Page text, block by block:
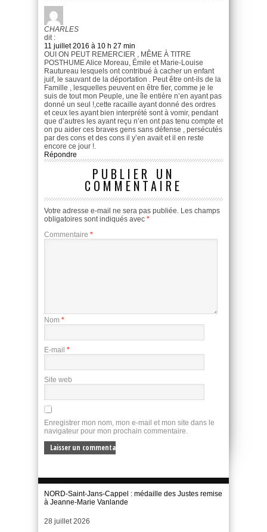
CHARLES
dit :
11 juillet 2016 à 10 h 27 min
OUI ON PEUT REMERCIER , MÊME À TITRE
POSTHUME Alice Moreau, Émile et Marie-Louise
Rautureau lesquels ont contribué à cacher un enfant
juif, le sauvant de la déportation . Peut être ont-ils de la
Famille , lesquelles peuvent en être fier, comme je le
suis de tout mon Peuple, une île entière n’en ayant pas
donné un seul !,cette racaille ayant donné des ordres
et ceux les ayant bien interprété sont à vomir, pendant
que d’autres les ayant reçu n’en ont pas tenu compte et
on pu aider ces braves gens sans défense , persécutés
par des cons et des cons il y’en avait et il en reste
encore ce jour !.
Répondre
PUBLIER UN
COMMENTAIRE
Votre adresse e-mail ne sera pas publiée. Les champs
obligatoires sont indiqués avec *
Commentaire *
Nom *
E-mail *
Site web
Enregistrer mon nom, mon e-mail et mon site dans le
navigateur pour mon prochain commentaire.
NORD-Saint-Jans-Cappel : médaille des Justes remise
à Jeanne-Marie Vanlande
Date
28 juillet 2026